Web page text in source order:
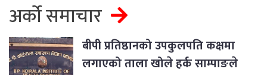
अर्को समाचार
बीपी प्रतिष्ठानको उपकुलपति कक्षमा
लगाएको ताला खोले हर्क साम्पाङले